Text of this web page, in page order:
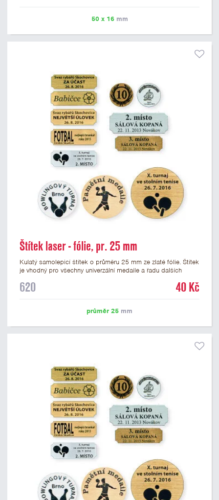
možné přiložit v prvním kroku objednávky.
50 x 16mm
Štítek laser - fólie, pr. 25 mm
Kulatý samolepicí štítek o průměru 25 mm ze zlaté fólie. Štítek
je vhodný pro všechny univerzální medaile a řadu dalších
štítek je možné laserem vypálit logo nebo text dle vašeho
620 40 Kč
průměr 25 mm